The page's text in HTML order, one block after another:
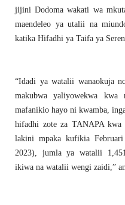
jijini Dodoma wakati wa
maendeleo ya utalii na
katika Hifadhi ya Taifa ya
“Idadi ya watalii wanaokuja
makubwa yaliyowekwa
mafanikio hayo ni kwamba,
hifadhi zote za TANAPA kwa
lakini mpaka kufikia
2023), jumla ya watalii
ikiwa na watalii wengi zaidi,”